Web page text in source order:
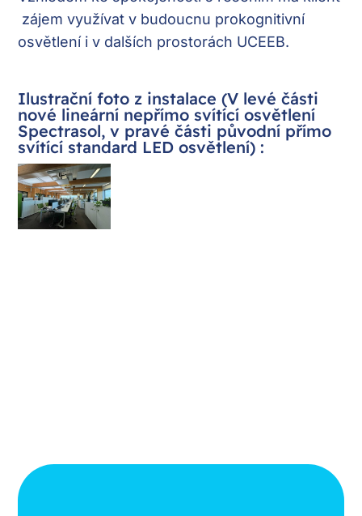
zájem využívat v budoucnu prokognitivní
osvětlení i v dalších prostorách UCEEB.
Ilustrační foto z instalace (V levé části
nové lineární nepřímo svítící osvětlení
Spectrasol, v pravé části původní přímo
svítící standard LED osvětlení) :